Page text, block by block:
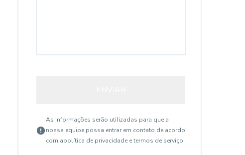
As informações serão utilizadas para que a
nossa equipe possa entrar em contato de acordo
com apolítica de privacidade e termos de serviço